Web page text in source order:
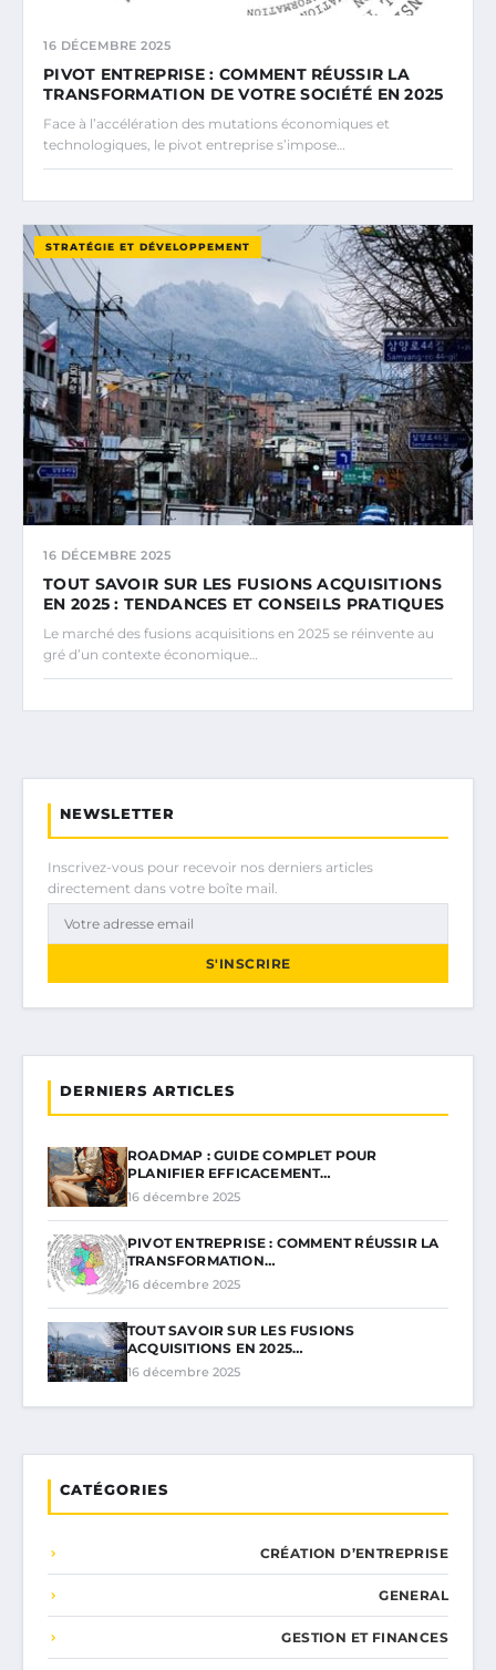
16 DÉCEMBRE 2025
PIVOT ENTREPRISE : COMMENT RÉUSSIR LA
TRANSFORMATION DE VOTRE SOCIÉTÉ EN 2025
Face à l’accélération des mutations économiques et
technologiques, le pivot entreprise s’impose…
STRATÉGIE ET DÉVELOPPEMENT
16 DÉCEMBRE 2025
TOUT SAVOIR SUR LES FUSIONS ACQUISITIONS
EN 2025 : TENDANCES ET CONSEILS PRATIQUES
Le marché des fusions acquisitions en 2025 se réinvente au
gré d’un contexte économique…
NEWSLETTER
Inscrivez-vous pour recevoir nos derniers articles
directement dans votre boîte mail.
S'INSCRIRE
DERNIERS ARTICLES
ROADMAP : GUIDE COMPLET POUR
PLANIFIER EFFICACEMENT…
16 décembre 2025
PIVOT ENTREPRISE : COMMENT RÉUSSIR LA
TRANSFORMATION…
16 décembre 2025
TOUT SAVOIR SUR LES FUSIONS
ACQUISITIONS EN 2025…
16 décembre 2025
CATÉGORIES
CRÉATION D’ENTREPRISE
GENERAL
GESTION ET FINANCES